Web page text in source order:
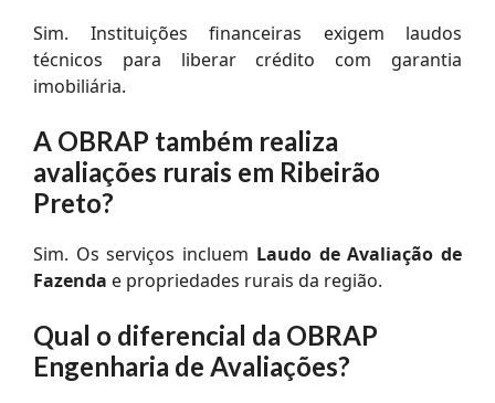
Sim. Instituições financeiras exigem laudos
técnicos para liberar crédito com garantia
imobiliária.
A OBRAP também realiza
avaliações rurais em Ribeirão
Preto?
Sim. Os serviços incluem Laudo de Avaliação de
Fazenda e propriedades rurais da região.
Qual o diferencial da OBRAP
Engenharia de Avaliações?